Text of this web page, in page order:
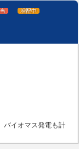
増配中
バイオマス発電も計